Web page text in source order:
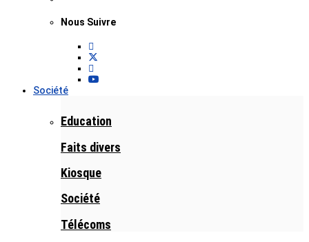
Nous Suivre
Société
Education
Faits divers
Kiosque
Société
Télécoms